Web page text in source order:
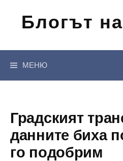
съдържанието
Блогът
МЕНЮ
Градският
данните биха
го подобрим